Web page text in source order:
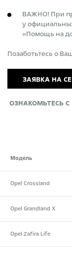
ВАЖНО! При
у
«Помощь на
​Позаботьтесь о
ЗАЯВКА НА
ОЗНАКОМЬТЕСЬ
Модель
Opel Crossland
Opel Grandland X
Opel Zafira Life